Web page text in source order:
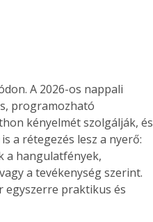
A 2026-os nappali
programozható
kényelmét szolgálják, és
a rétegezés lesz a nyerő:
a hangulatfények,
a tevékenység szerint.
egyszerre praktikus és